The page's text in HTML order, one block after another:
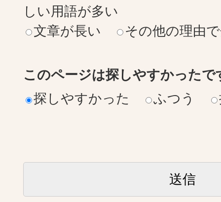
しい用語が多い
文章が長い
その他の理由
このページは探しやすかったで
探しやすかった
ふつう